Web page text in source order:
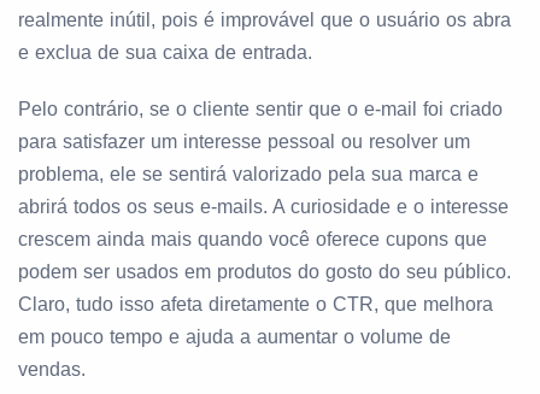
realmente inútil, pois é improvável que o usuário os abra
e exclua de sua caixa de entrada.
Pelo contrário, se o cliente sentir que o e-mail foi criado
para satisfazer um interesse pessoal ou resolver um
problema, ele se sentirá valorizado pela sua marca e
abrirá todos os seus e-mails. A curiosidade e o interesse
crescem ainda mais quando você oferece cupons que
podem ser usados em produtos do gosto do seu público.
Claro, tudo isso afeta diretamente o CTR, que melhora
em pouco tempo e ajuda a aumentar o volume de
vendas.